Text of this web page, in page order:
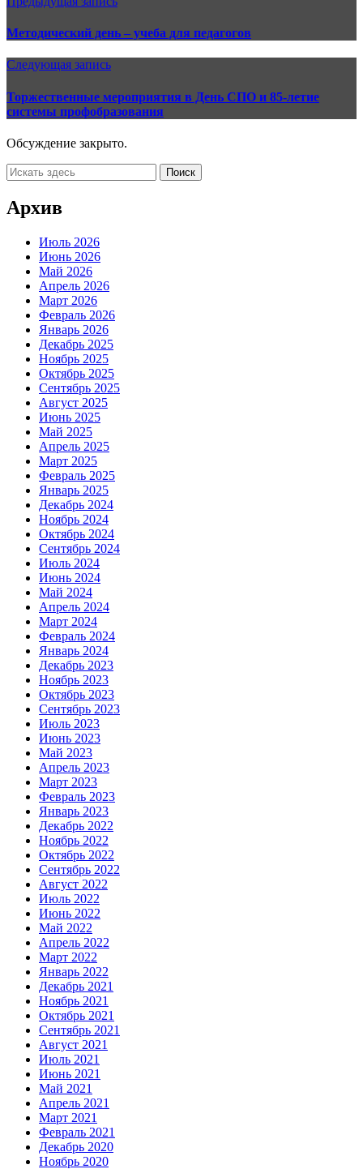
Методический день – учеба для педагогов
Следующая запись
Торжественные мероприятия в День СПО и 85-летие
системы профобразования
Обсуждение закрыто.
Архив
Июль 2026
Июнь 2026
Май 2026
Апрель 2026
Март 2026
Февраль 2026
Январь 2026
Декабрь 2025
Ноябрь 2025
Октябрь 2025
Сентябрь 2025
Август 2025
Июнь 2025
Май 2025
Апрель 2025
Март 2025
Февраль 2025
Январь 2025
Декабрь 2024
Ноябрь 2024
Октябрь 2024
Сентябрь 2024
Июль 2024
Июнь 2024
Май 2024
Апрель 2024
Март 2024
Февраль 2024
Январь 2024
Декабрь 2023
Ноябрь 2023
Октябрь 2023
Сентябрь 2023
Июль 2023
Июнь 2023
Май 2023
Апрель 2023
Март 2023
Февраль 2023
Январь 2023
Декабрь 2022
Ноябрь 2022
Октябрь 2022
Сентябрь 2022
Август 2022
Июль 2022
Июнь 2022
Май 2022
Апрель 2022
Март 2022
Январь 2022
Декабрь 2021
Ноябрь 2021
Октябрь 2021
Сентябрь 2021
Август 2021
Июль 2021
Июнь 2021
Май 2021
Апрель 2021
Март 2021
Февраль 2021
Декабрь 2020
Ноябрь 2020